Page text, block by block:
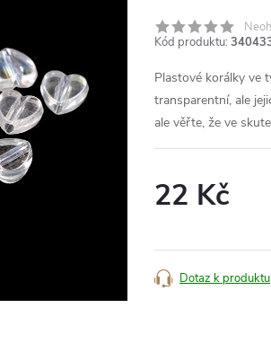
Kód produktu:
Plastové korálky ve
transparentní, ale
ale věřte, že ve
22 Kč
Dotaz k produktu